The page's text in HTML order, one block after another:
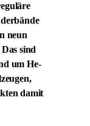
neun
sind
um He-
damit